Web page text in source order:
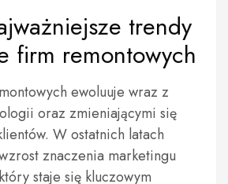
trendy
firm remontowych
ewoluuje wraz z
oraz zmieniającymi się
W ostatnich latach
znaczenia marketingu
staje się kluczowym